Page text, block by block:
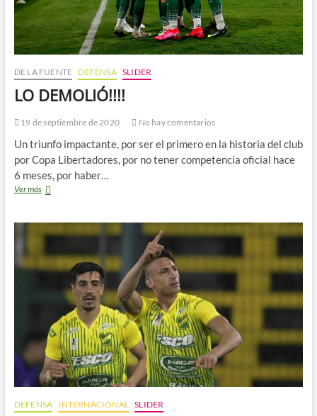
DE LA FUENTE DEFENSA SLIDER
LO DEMOLIÓ!!!!
19 de septiembre de 2020 No hay comentarios
Un triunfo impactante, por ser el primero en la historia del club
por Copa Libertadores, por no tener competencia oficial hace
6 meses, por haber…
Ver másLO
DEFENSA INTERNACIONAL SLIDER